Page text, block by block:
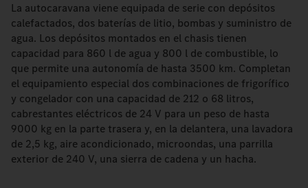
La autocaravana viene equipada de serie con depósitos
calefactados, dos baterías de litio, bombas y suministro de
agua. Los depósitos montados en el chasis tienen
capacidad para 860 l de agua y 800 l de combustible, lo
que permite una autonomía de hasta 3500 km. Completan
el equipamiento especial dos combinaciones de frigorífico
y congelador con una capacidad de 212 o 68 litros,
cabrestantes eléctricos de 24 V para un peso de hasta
9000 kg en la parte trasera y, en la delantera, una lavadora
de 2,5 kg, aire acondicionado, microondas, una parrilla
exterior de 240 V, una sierra de cadena y un hacha.